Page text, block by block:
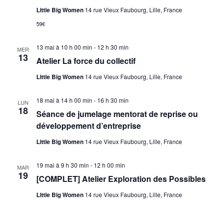
Little Big Women 14 rue Vieux Faubourg, Lille, France
59€
MER
13 Atelier La force du collectif
13 mai à 10 h 00 min - 12 h 30 min
Little Big Women 14 rue Vieux Faubourg, Lille, France
LUN
18
Séance de jumelage mentorat de reprise ou
développement d’entreprise
18 mai à 14 h 00 min - 16 h 30 min
Little Big Women 14 rue Vieux Faubourg, Lille, France
MAR
19 [COMPLET] Atelier Exploration des Possibles
19 mai à 9 h 30 min - 12 h 00 min
Little Big Women 14 rue Vieux Faubourg, Lille, France